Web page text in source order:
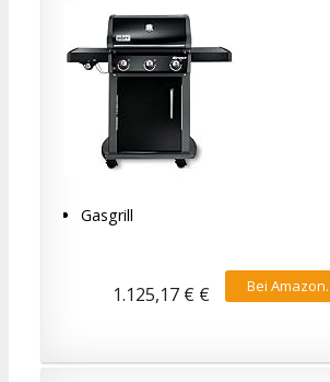
Gasgrill
Bei
1.125,17 € €